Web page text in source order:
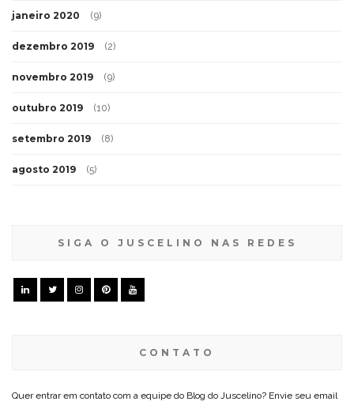
janeiro 2020 (9)
dezembro 2019 (2)
novembro 2019 (9)
outubro 2019 (10)
setembro 2019 (8)
agosto 2019 (5)
SIGA O JUSCELINO NAS REDES
CONTATO
Quer entrar em contato com a equipe do Blog do Juscelino? Envie seu email